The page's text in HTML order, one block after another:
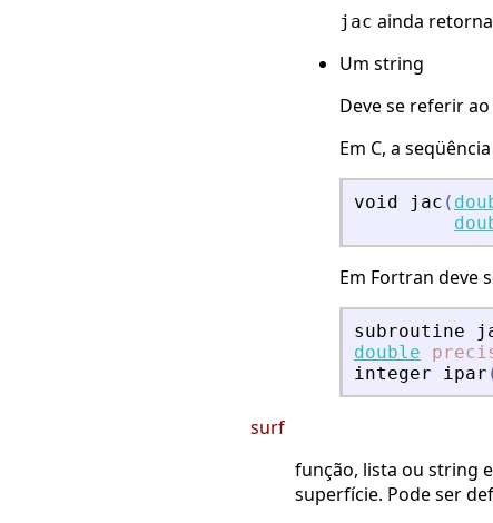
jac ainda retorna
Um string
Deve se referir
Em C, a
void jac (
Em Fortran deve
subroutine
double
integer
ipar
surf
função, lista ou string
superfície. Pode ser